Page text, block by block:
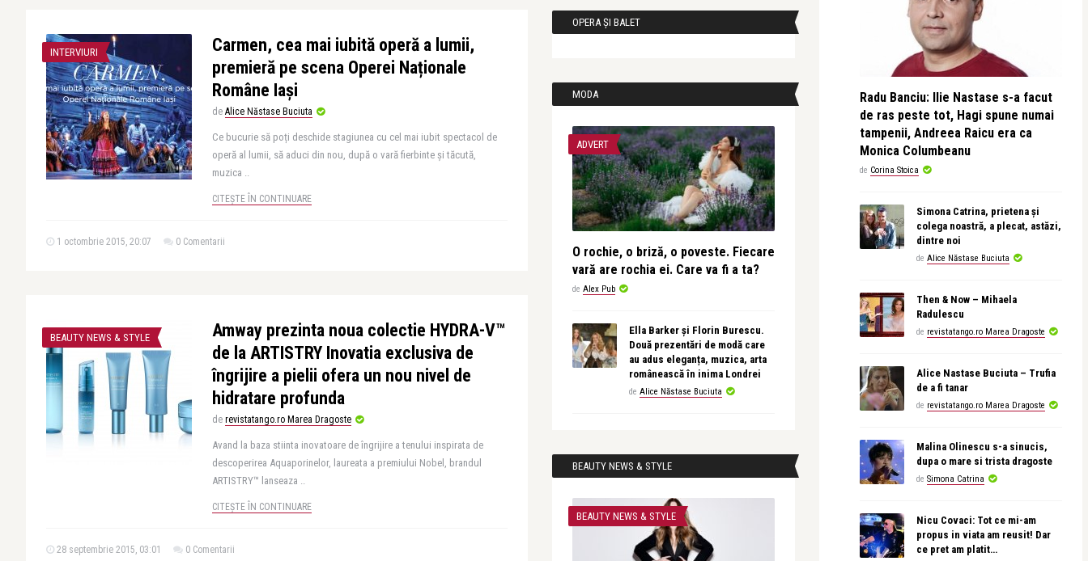
INTERVIURI
Carmen, cea mai iubită operă a lumii,
premieră pe scena Operei Naționale
Române Iași
de Alice Năstase Buciuta
Ce bucurie să poți deschide stagiunea cu cel mai iubit spectacol de
operă al lumii, să aduci din nou, după o vară fierbinte și tăcută,
muzica ..
CITEȘTE ÎN CONTINUARE
1 octombrie 2015, 20:07 0 Comentarii
BEAUTY NEWS & STYLE
Amway prezinta noua colectie HYDRA-V™
de la ARTISTRY Inovatia exclusiva de
îngrijire a pielii ofera un nou nivel de
hidratare profunda
de revistatango.ro Marea Dragoste
Avand la baza stiinta inovatoare de îngrijire a tenului inspirata de
descoperirea Aquaporinelor, laureata a premiului Nobel, brandul
ARTISTRY™ lanseaza ..
CITEȘTE ÎN CONTINUARE
28 septembrie 2015, 03:01 0 Comentarii
OPERA ȘI BALET
MODA
ADVERT
O rochie, o briză, o poveste. Fiecare
vară are rochia ei. Care va fi a ta?
de Alex Pub
Ella Barker și Florin Burescu.
Două prezentări de modă care
au adus eleganța, muzica, arta
românească în inima Londrei
de Alice Năstase Buciuta
BEAUTY NEWS & STYLE
BEAUTY NEWS & STYLE
Radu Banciu: Ilie Nastase s-a facut
de ras peste tot, Hagi spune numai
tampenii, Andreea Raicu era ca
Monica Columbeanu
de Corina Stoica
Simona Catrina, prietena și
colega noastră, a plecat, astăzi,
dintre noi
de Alice Năstase Buciuta
Then & Now – Mihaela
Radulescu
de revistatango.ro Marea Dragoste
Alice Nastase Buciuta – Trufia
de a fi tanar
de revistatango.ro Marea Dragoste
Malina Olinescu s-a sinucis,
dupa o mare si trista dragoste
de Simona Catrina
Nicu Covaci: Tot ce mi-am
propus in viata am reusit! Dar
ce pret am platit…